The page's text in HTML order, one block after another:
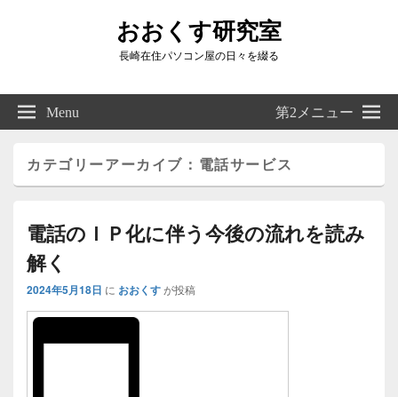
おおくす研究室
長崎在住パソコン屋の日々を綴る
Right
Sidebar
Widget
Menu 第2メニュー
カテゴリーアーカイブ： 電話サービス
電話のＩＰ化に伴う今後の流れを読み
解く
2024年5月18日 に おおくすが投稿